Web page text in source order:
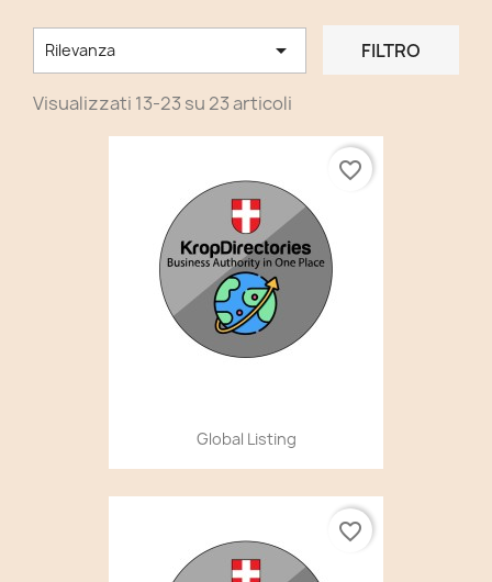
Rilevanza  FILTRO
Visualizzati 13-23 su 23 articoli
Global Listing
favorite_border
favorite_border